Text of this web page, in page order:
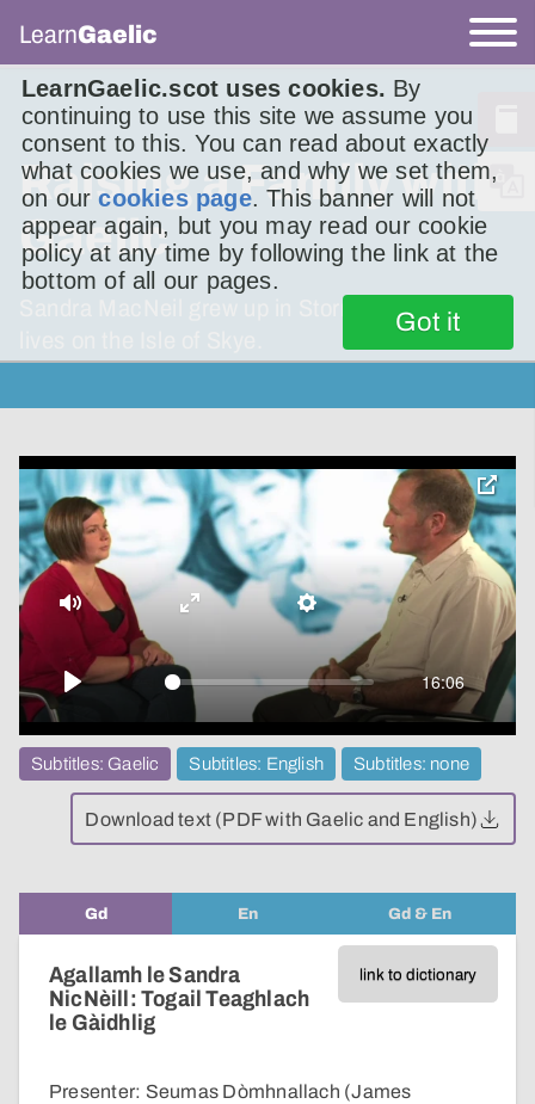
LearnGaelic.scot uses cookies. By
continuing to use this site we assume you
consent to this. You can read about exactly
what cookies we use, and why we set them,
on ourcookies page. This banner will not
appear again, but you may read our cookie
policy at any time by following the link at the
bottom of all our pages.
Got it
LearnGaelic
Raising a Family with
Gaelic
Sandra MacNeil grew up in Stornoway but now
Play
16:06
Mute Settings
Enter
toggle
pop-
over
video
Subtitles: Gaelic Subtitles: English Subtitles: none
Download text (PDF with Gaelic and English)
Gd En Gd & En
link to dictionary
Agallamh le Sandra
NicNèill: Togail Teaghlach
le Gàidhlig
Presenter: Seumas Dòmhnallach (James